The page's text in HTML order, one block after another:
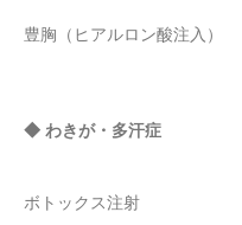
豊胸（ヒアルロン酸注入）
◆ わきが・多汗症
ボトックス注射